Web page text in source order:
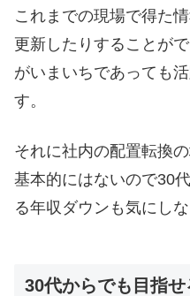
これまでの現場で得た
更新したりすることが
がいまいちであっても
す。
それに社内の配置転換
基本的にはないので30
る年収ダウンも気にしな
30代からでも目指